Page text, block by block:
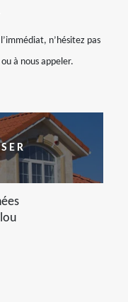
n’hésitez pas
à nous appeler.